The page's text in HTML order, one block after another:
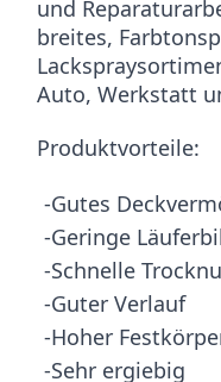
und
breites,
Auto, Werkstatt
Produktvorteile:
-Gutes
-Geringe
-Schnelle
-Guter Verlauf
-Hoher
-Sehr ergiebig